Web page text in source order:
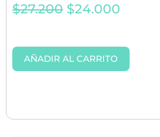
$27.200 $24.000
AÑADIR AL CARRITO